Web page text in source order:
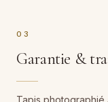
03
Garantie &